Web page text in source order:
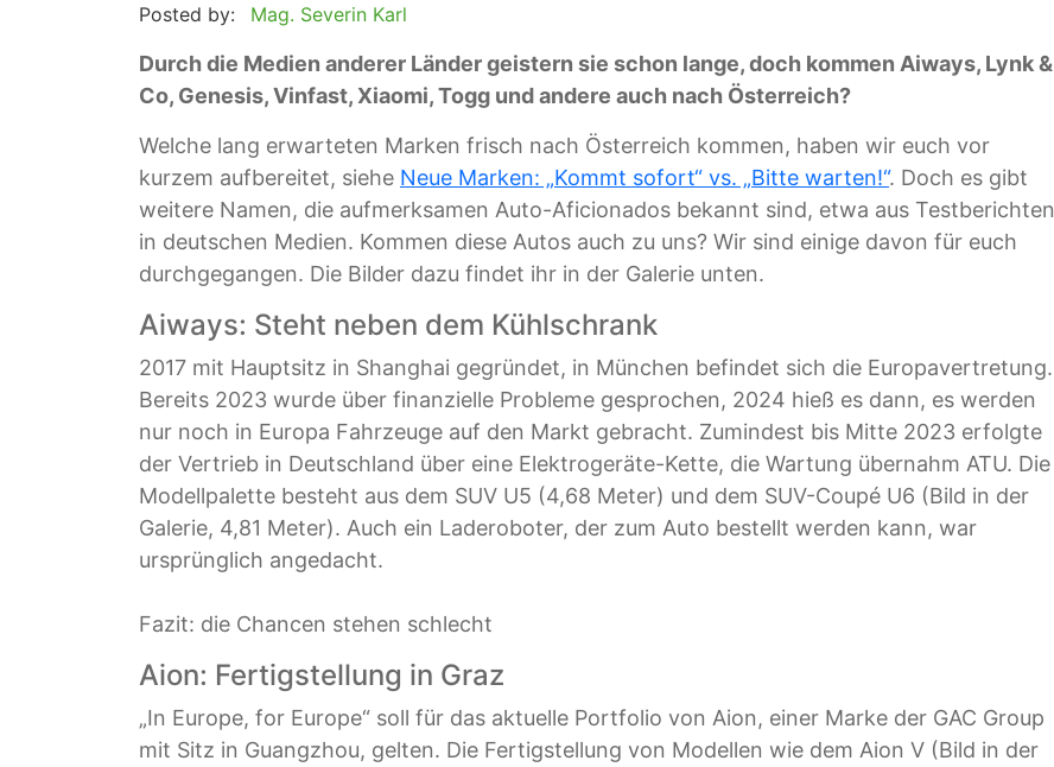
Posted by: Mag. Severin Karl
Durch die Medien anderer Länder geistern sie schon lange, doch kommen Aiways, Lynk &
Co, Genesis, Vinfast, Xiaomi, Togg und andere auch nach Österreich?
Welche lang erwarteten Marken frisch nach Österreich kommen, haben wir euch vor
kurzem aufbereitet, siehe Neue Marken: „Kommt sofort“ vs. „Bitte warten!“. Doch es gibt
weitere Namen, die aufmerksamen Auto-Aficionados bekannt sind, etwa aus Testberichten
in deutschen Medien. Kommen diese Autos auch zu uns? Wir sind einige davon für euch
durchgegangen. Die Bilder dazu findet ihr in der Galerie unten.
Aiways: Steht neben dem Kühlschrank
2017 mit Hauptsitz in Shanghai gegründet, in München befindet sich die Europavertretung.
Bereits 2023 wurde über finanzielle Pro­bleme gesprochen, 2024 hieß es dann, es werden
nur noch in Europa Fahrzeuge auf den Markt gebracht. Zumindest bis Mitte 2023 erfolgte
der Vertrieb in Deutschland über eine Elektrogeräte-Kette, die Wartung übernahm ATU. Die
Modellpalette besteht aus dem SUV U5 (4,68 Meter) und dem SUV-Coupé U6 (Bild in der
Galerie, 4,81 Meter). Auch ein Laderoboter, der zum Auto bestellt werden kann, war
ursprünglich angedacht.
Fazit: die Chancen stehen schlecht
Aion: Fertigstellung in Graz
„In Europe, for Europe“ soll für das aktuelle Portfolio von Aion, einer Marke der GAC Group
mit Sitz in Guangzhou, gelten. Die Fertigstellung von Modellen wie dem Aion V (Bild in der